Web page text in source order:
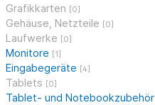
Grafikkarten [0]
Gehäuse, Netzteile [0]
Laufwerke [0]
Monitore [1]
Eingabegeräte [4]
Tablets [0]
Tablet- und Notebookzubehör